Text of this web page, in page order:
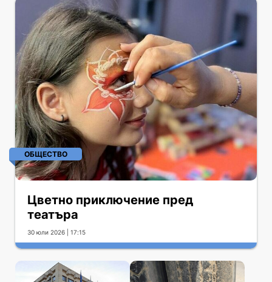
ОБЩЕСТВО
Цветно приключение пред
театъра
30 юли 2026 | 17:15